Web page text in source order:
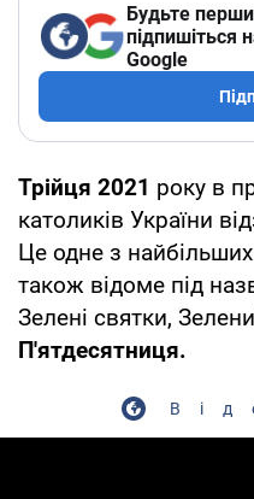
Будьте
підпишіться
Google
Трійця 2021 року в
католиків України
Це одне з
також відоме під
Зелені святки,
П'ятдесятниця.